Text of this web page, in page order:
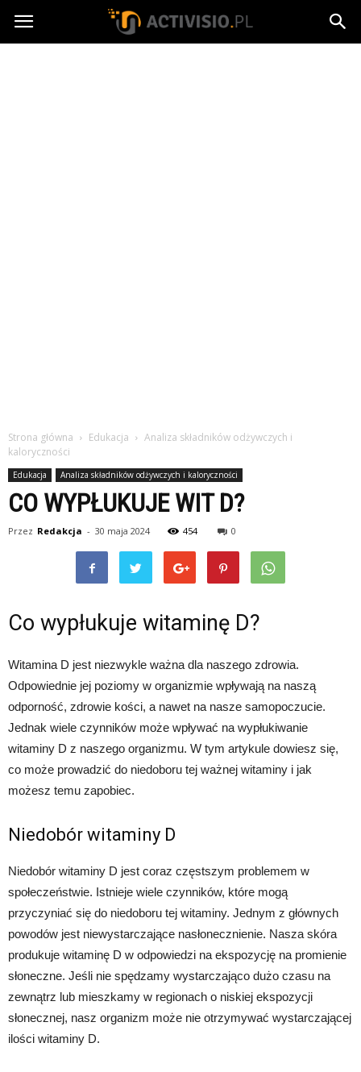
Activisio.pl
Strona główna Edukacja
Analiza składników odżywczych i
kaloryczności
Edukacja Analiza składników odżywczych i kaloryczności
CO WYPŁUKUJE WIT D?
Przez Redakcja - 30 maja 2024 454 0
Co wypłukuje witaminę D?
Witamina D jest niezwykle ważna dla naszego zdrowia.
Odpowiednie jej poziomy w organizmie wpływają na naszą
odporność, zdrowie kości, a nawet na nasze samopoczucie.
Jednak wiele czynników może wpływać na wypłukiwanie
witaminy D z naszego organizmu. W tym artykule dowiesz się,
co może prowadzić do niedoboru tej ważnej witaminy i jak
możesz temu zapobiec.
Niedobór witaminy D
Niedobór witaminy D jest coraz częstszym problemem w
społeczeństwie. Istnieje wiele czynników, które mogą
przyczyniać się do niedoboru tej witaminy. Jednym z głównych
powodów jest niewystarczające nasłonecznienie. Nasza skóra
produkuje witaminę D w odpowiedzi na ekspozycję na promienie
słoneczne. Jeśli nie spędzamy wystarczająco dużo czasu na
zewnątrz lub mieszkamy w regionach o niskiej ekspozycji
słonecznej, nasz organizm może nie otrzymywać wystarczającej
ilości witaminy D.